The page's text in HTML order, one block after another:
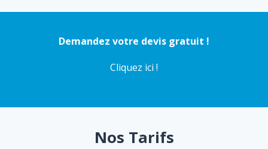
Demandez votre devis gratuit !
Cliquez ici !
Nos Tarifs